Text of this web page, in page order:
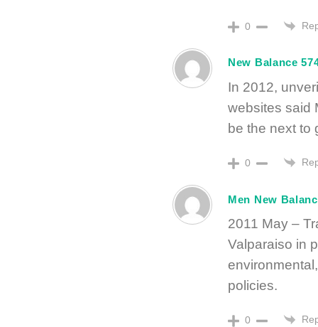
0
New Balance
In 2012,
websites said
be the next to
0
Men New
2011 May –
Valparaiso in
policies.
0